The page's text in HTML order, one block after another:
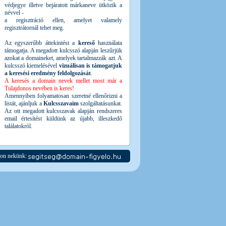
védjegye illetve bejáratott márkaneve ütközik a
névvel -
a regisztráció ellen, amelyet valamely
regisztrátornál tehet meg.
Az egyszerűbb áttekintést a keresőhasználata
támogatja. A megadott kulcsszó alapján leszűrjük
azokat a domaineket, amelyek tartalmazzák azt. A
kulcsszó kiemelésével vizuálisan is támogatjuk
a keresési eredmény feldolgozását.
A keresés a domain nevek mellet most már a
Tulajdonos nevében is keres!
Amennyiben folyamatosan szeretné ellenőrizni a
listát, ajánljuk a Kulcsszavaimszolgáltatásunkat.
Az ott megadott kulcsszavak alapján rendszeres
email értesítést küldünk az újabb, illeszkedő
találatokról.
nekünk: